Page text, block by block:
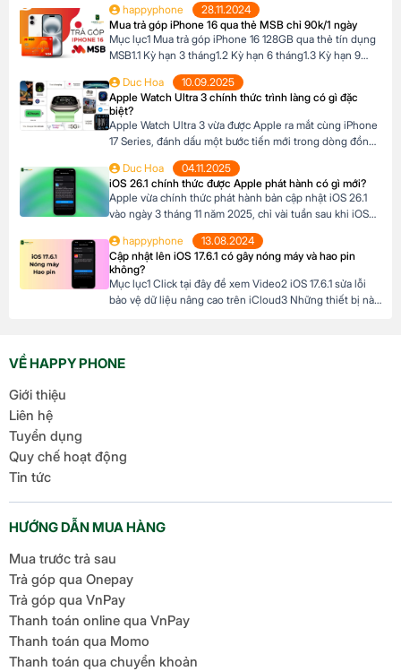
đủ điều kiện tài chính để thanh toán một lần. Tại Happy
Phone, chương trình trả góp iPhone 16 […]
happyphone
28.11.2024
Mua trả góp iPhone 16 qua thẻ MSB chỉ 90k/1 ngày
Mục lục1 Mua trả góp iPhone 16 128GB qua thẻ tín dụng
MSB1.1 Kỳ hạn 3 tháng1.2 Kỳ hạn 6 tháng1.3 Kỳ hạn 9
qua thẻ tín dụng MSB Đừng bỏ lỡ cơ hội sở hữu iPhone
16 128GB với mức giá hấp dẫn […]
Duc Hoa
10.09.2025
Apple Watch Ultra 3 chính thức trình làng có gì đặc
biệt?
Apple Watch Ultra 3 vừa được Apple ra mắt cùng iPhone
17 Series, đánh dấu một bước tiến mới trong dòng đồng
phiêu lưu. Với thiết kế chắc chắn, tính năng theo dõi sức
khỏe vượt trội và thời lượng pin ấn tượng, […]
Duc Hoa
04.11.2025
iOS 26.1 chính thức được Apple phát hành có gì mới?
Apple vừa chính thức phát hành bản cập nhật iOS 26.1
vào ngày 3 tháng 11 năm 2025, chỉ vài tuần sau khi iOS
26 ra mắt. Đây là bản cập nhật đầu tiên lớn cho hệ điều
hành mới nhất dành cho iPhone, mang đến nhiều cải
tiến đáng chú ý, tập trung vào […]
happyphone
13.08.2024
Cập nhật lên iOS 17.6.1 có gây nóng máy và hao pin
không?
Mục lục1 Click tại đây để xem Video2 iOS 17.6.1 sửa lỗi
bảo vệ dữ liệu nâng cao trên iCloud3 Những thiết bị nào
VỀ HAPPY PHONE
Giới thiệu
Liên hệ
Tuyển dụng
Quy chế hoạt động
Tin tức
HƯỚNG DẪN MUA HÀNG
Mua trước trả sau
Trả góp qua Onepay
Trả góp qua VnPay
Thanh toán online qua VnPay
Thanh toán qua Momo
Thanh toán qua chuyển khoản